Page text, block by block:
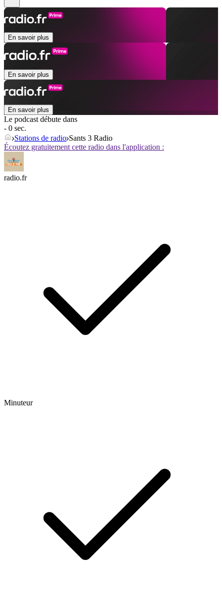
En savoir plus
En savoir plus
En savoir plus
Le podcast débute dans
- 0 sec.
Stations de radio Sants 3 Radio
Écoutez gratuitement cette radio dans l'application :
radio.fr
Minuteur